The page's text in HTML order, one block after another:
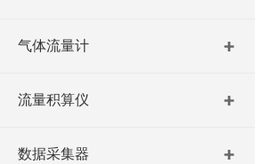
气体流量计
流量积算仪
数据采集器